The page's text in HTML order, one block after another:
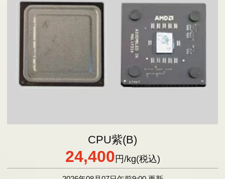
採用情報
お問い合わせ
CPU紫(B)
24,400円/kg(税込)